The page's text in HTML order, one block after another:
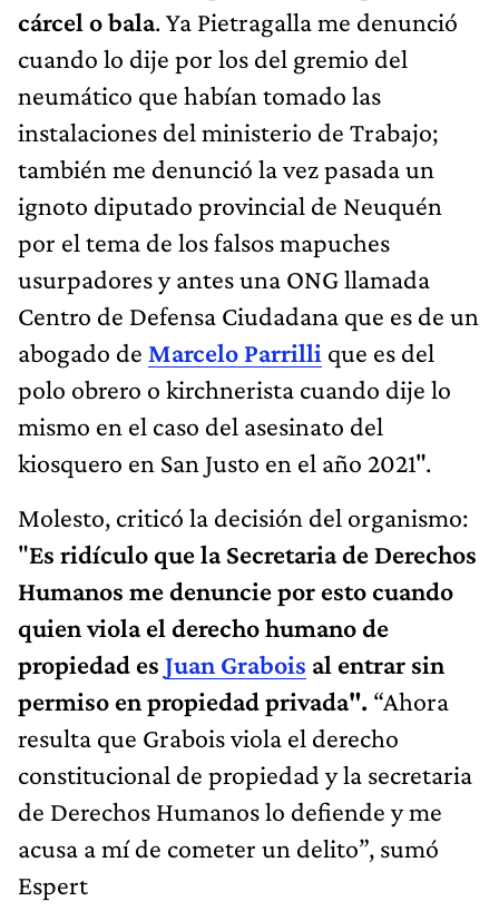
cárcel o bala. Ya Pietragalla me denunció
cuando lo dije por los del gremio del
neumático que habían tomado las
instalaciones del ministerio de Trabajo;
también me denunció la vez pasada un
ignoto diputado provincial de Neuquén
por el tema de los falsos mapuches
usurpadores y antes una ONG llamada
Centro de Defensa Ciudadana que es de un
abogado de Marcelo Parrilli que es del
polo obrero o kirchnerista cuando dije lo
mismo en el caso del asesinato del
kiosquero en San Justo en el año 2021".
Molesto, criticó la decisión del organismo:
"Es ridículo que la Secretaria de Derechos
Humanos me denuncie por esto cuando
quien viola el derecho humano de
propiedad es Juan Grabois al entrar sin
permiso en propiedad privada". “Ahora
resulta que Grabois viola el derecho
constitucional de propiedad y la secretaria
de Derechos Humanos lo defiende y me
acusa a mí de cometer un delito”, sumó
Espert